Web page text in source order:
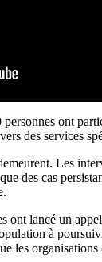
ont
des services
Les
des cas
ont lancé un
à
les